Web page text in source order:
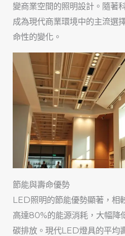
變商業空間的照明設計。隨著
成為現代商業環境中的主流選
命性的變化。
節能與壽命優勢
LED照明的節能優勢顯著，相
高達80%的能源消耗，大幅降
碳排放。現代LED燈具的平均